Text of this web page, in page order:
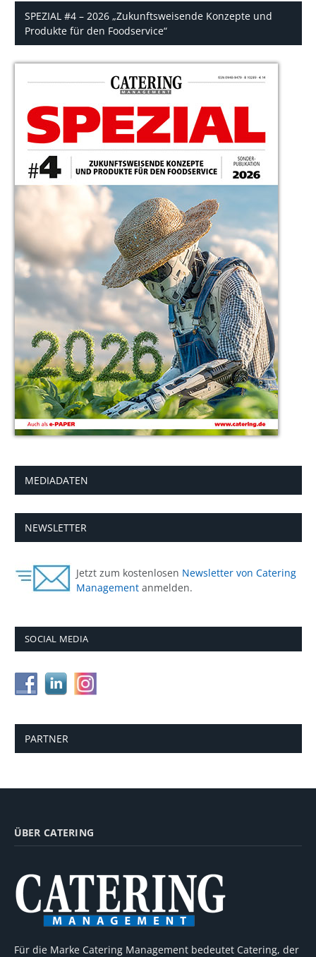
SPEZIAL #4 – 2026 „Zukunftsweisende Konzepte und
Produkte für den Foodservice“
MEDIADATEN
NEWSLETTER
Jetzt zum kostenlosen Newsletter von Catering
Management anmelden.
SOCIAL MEDIA
PARTNER
ÜBER CATERING
Für die Marke Catering Management bedeutet Catering, der